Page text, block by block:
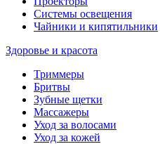
Системы освещения
Чайники и кипятильники
Здоровье и красота
Триммеры
Бритвы
Зубные щетки
Массажеры
Уход за волосами
Уход за кожей